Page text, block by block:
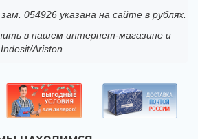
054926 указана на сайте в рублях.
в нашем интернет-магазине и
Ariston